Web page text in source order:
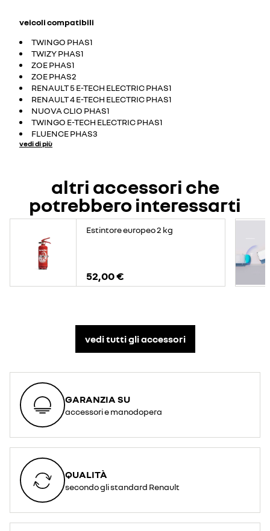
veicoli compatibili
TWINGO PHAS1
TWIZY PHAS1
ZOE PHAS1
ZOE PHAS2
RENAULT 5 E-TECH ELECTRIC PHAS1
RENAULT 4 E-TECH ELECTRIC PHAS1
NUOVA CLIO PHAS1
TWINGO E-TECH ELECTRIC PHAS1
FLUENCE PHAS3
vedi di più
altri accessori che
potrebbero interessarti
Estintore europeo 2 kg
52,00 €
vedi tutti gli accessori​
GARANZIA SU
accessori e manodopera
QUALITÀ
secondo gli standard Renault